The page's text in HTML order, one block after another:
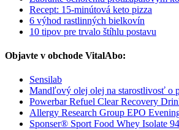
Recept: 15-minútová keto pizza
6 výhod rastlinných bielkovín
10 tipov pre trvalo štíhlu postavu
Objavte v obchode VitalAbo:
Sensilab
Mandľový olej olej na starostlivosť o
Powerbar Refuel Clear Recovery
Allergy Research Group EPO
Sponser® Sport Food Whey Isolate